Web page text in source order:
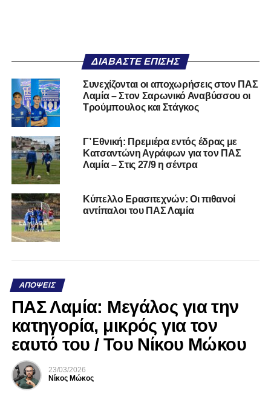
ΔΙΑΒΆΣΤΕ ΕΠΊΣΗΣ
Συνεχίζονται οι αποχωρήσεις στον ΠΑΣ
Λαμία – Στον Σαρωνικό Αναβύσσου οι
Τρούμπουλος και Στάγκος
Γ’ Εθνική: Πρεμιέρα εντός έδρας με
Κατσαντώνη Αγράφων για τον ΠΑΣ
Λαμία – Στις 27/9 η σέντρα
Κύπελλο Ερασιτεχνών: Οι πιθανοί
αντίπαλοι του ΠΑΣ Λαμία
ΑΠΌΨΕΙΣ
ΠΑΣ Λαμία: Μεγάλος για την
κατηγορία, μικρός για τον
εαυτό του / Του Νίκου Μώκου
23/03/2026
Νίκος Μώκος